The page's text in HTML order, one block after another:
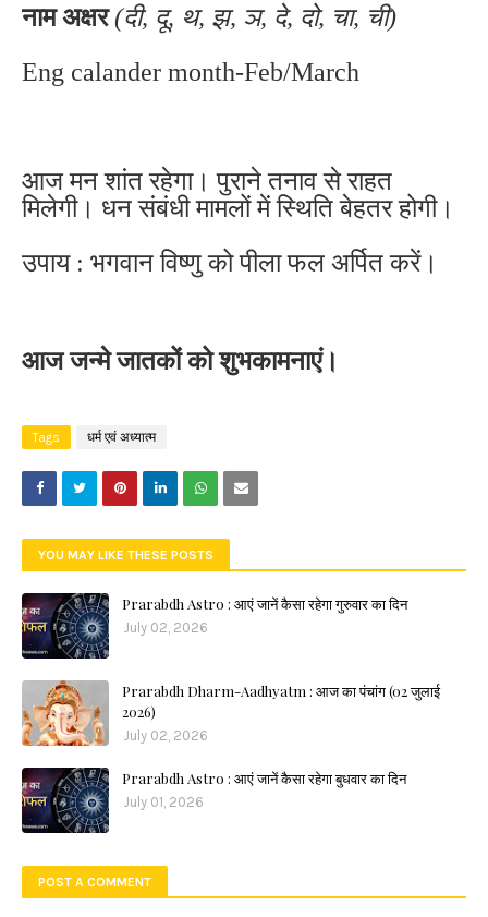
नाम अक्षर(दी, दू, थ, झ, ञ, दे, दो, चा, ची)
Eng calander month-Feb/March
आज मन शांत रहेगा। पुराने तनाव से राहत
मिलेगी। धन संबंधी मामलों में स्थिति बेहतर होगी।
उपाय : भगवान विष्णु को पीला फल अर्पित करें।
आज जन्मे जातकों को शुभकामनाएं।
Tags धर्म एवं अध्यात्म
YOU MAY LIKE THESE POSTS
Prarabdh Astro : आएं जानें कैसा रहेगा गुरुवार का दिन
July 02, 2026
Prarabdh Dharm-Aadhyatm : आज का पंचांग (02 जुलाई
2026)
July 02, 2026
Prarabdh Astro : आएं जानें कैसा रहेगा बुधवार का दिन
July 01, 2026
POST A COMMENT